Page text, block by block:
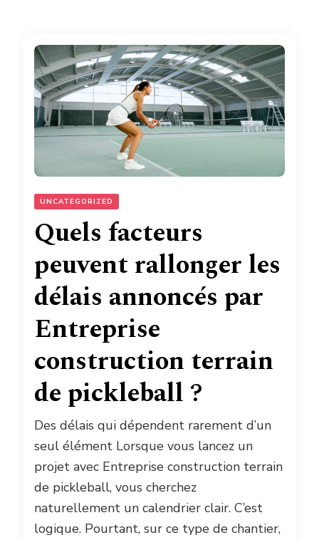
UNCATEGORIZED
Quels facteurs
peuvent rallonger les
délais annoncés par
Entreprise
construction terrain
de pickleball ?
Des délais qui dépendent rarement d’un
seul élément Lorsque vous lancez un
projet avec Entreprise construction terrain
de pickleball, vous cherchez
naturellement un calendrier clair. C’est
logique. Pourtant, sur ce type de chantier,